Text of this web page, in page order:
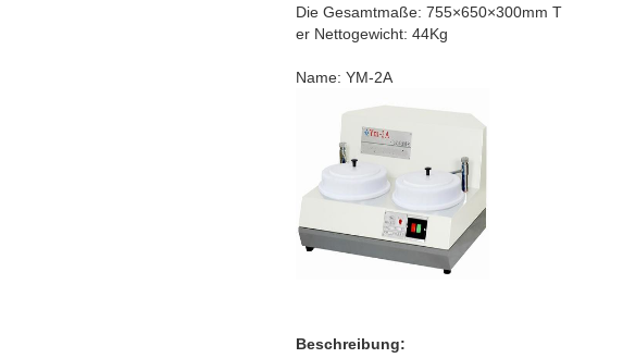
Die Gesamtmaße: 755×650×300mm T
er Nettogewicht: 44Kg
Name: YM-2A
Beschreibung: